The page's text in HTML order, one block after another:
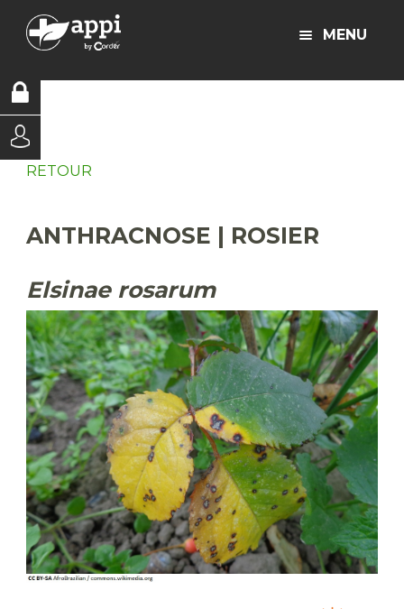
MENU
RETOUR
ANTHRACNOSE | ROSIER
Elsinae rosarum